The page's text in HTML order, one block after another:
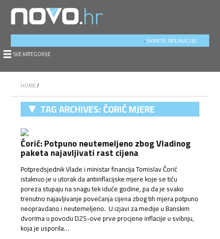
SKINITE APLIKACIJU
.
SVE KATEGORIJE
HOME/
TAG ARCHIVES: ĆORIĆ MJERE
Ćorić: Potpuno neutemeljeno zbog Vladinog
paketa najavljivati rast cijena
Potpredsjednik Vlade i ministar financija Tomislav Ćorić
istaknuo je u utorak da antiinflacijske mjere koje se tiču
poreza stupaju na snagu tek iduće godine, pa da je svako
trenutno najavljivanje povećanja cijena zbog tih mjera potpuno
neopravdano i neutemeljeno. U izjavi za medije u Banskim
dvorima u povodu DZS-ove prve procjene inflacije u svibnju,
koja je usporila…